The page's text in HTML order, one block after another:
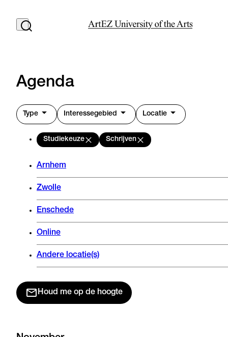
Agenda
Type Interessegebied Locatie
Studiekeuze Schrijven
Arnhem
Zwolle
Enschede
Online
Andere locatie(s)
Houd me op de hoogte